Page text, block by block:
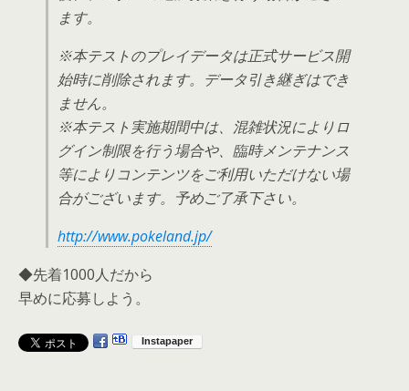
ます。
※本テストのプレイデータは正式サービス開
始時に削除されます。データ引き継ぎはでき
ません。
※本テスト実施期間中は、混雑状況によりロ
グイン制限を行う場合や、臨時メンテナンス
等によりコンテンツをご利用いただけない場
合がございます。予めご了承下さい。
http://www.pokeland.jp/
◆先着1000人だから
早めに応募しよう。